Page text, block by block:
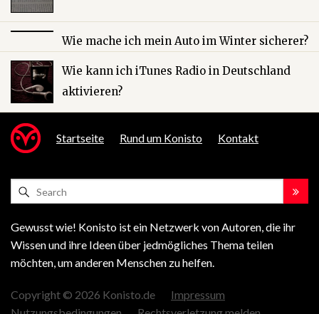
Wie mache ich mein Auto im Winter sicherer?
Wie kann ich iTunes Radio in Deutschland
aktivieren?
Startseite Rund um Konisto Kontakt
Gewusst wie! Konisto ist ein Netzwerk von Autoren, die ihr
Wissen und ihre Ideen über jedmögliches Thema teilen
möchten, um anderen Menschen zu helfen.
Copyright © 2026 Konisto.de
Impressum